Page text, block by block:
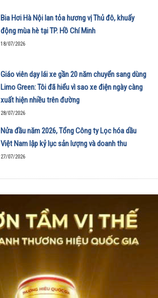
Bia Hơi Hà Nội lan tỏa hương vị Thủ đô, khuấy
động mùa hè tại TP. Hồ Chí Minh
18/07/2026
Giáo viên dạy lái xe gần 20 năm chuyển sang dùng
Limo Green: Tôi đã hiểu vì sao xe điện ngày càng
xuất hiện nhiều trên đường
28/07/2026
Nửa đầu năm 2026, Tổng Công ty Lọc hóa dầu
Việt Nam lập kỷ lục sản lượng và doanh thu
27/07/2026